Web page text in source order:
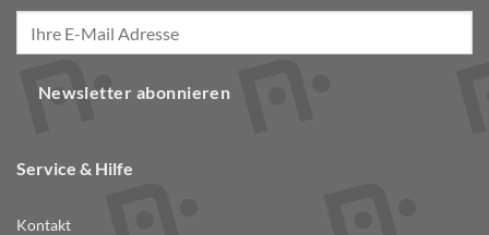
Newsletter abonnieren
Service & Hilfe
Kontakt